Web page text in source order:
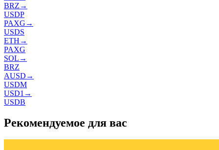
BRZ →
USDP
PAXG →
USDS
ETH →
PAXG
SOL →
BRZ
AUSD →
USDM
USD1 →
USDB
Рекомендуемое для вас